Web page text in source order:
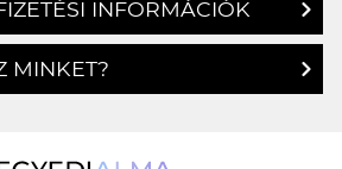
MINKET?